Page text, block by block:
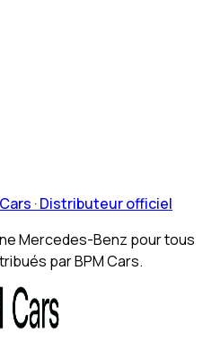
· Distributeur officiel
Mercedes-Benz pour tous
par BPM Cars.